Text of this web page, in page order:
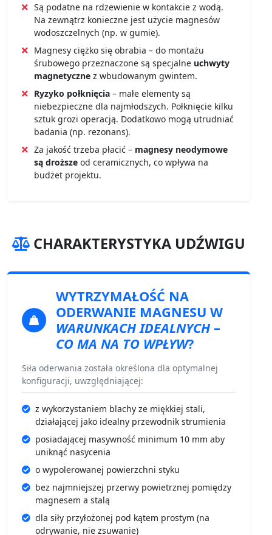
Są podatne na rdzewienie w kontakcie z wodą.
Na zewnątrz konieczne jest użycie magnesów
wodoszczelnych (np. w gumie).
Magnesy ciężko się obrabia – do montażu
śrubowego przeznaczone są specjalne uchwyty
magnetyczne z wbudowanym gwintem.
Ryzyko połknięcia – małe elementy są
niebezpieczne dla najmłodszych. Połknięcie kilku
sztuk grozi operacją. Dodatkowo mogą utrudniać
badania (np. rezonans).
Za jakość trzeba płacić – magnesy neodymowe
są droższe od ceramicznych, co wpływa na
budżet projektu.
CHARAKTERYSTYKA UDŹWIGU
WYTRZYMAŁOŚĆ NA
ODERWANIE MAGNESU W
WARUNKACH IDEALNYCH–
CO MA NA TO WPŁYW?
Siła oderwania została określona dla optymalnej
konfiguracji, uwzględniającej:
z wykorzystaniem blachy ze miękkiej stali,
działającej jako idealny przewodnik strumienia
posiadającej masywność minimum 10 mm aby
uniknąć nasycenia
o wypolerowanej powierzchni styku
bez najmniejszej przerwy powietrznej pomiędzy
magnesem a stalą
dla siły przyłożonej pod kątem prostym (na
odrywanie, nie zsuwanie)